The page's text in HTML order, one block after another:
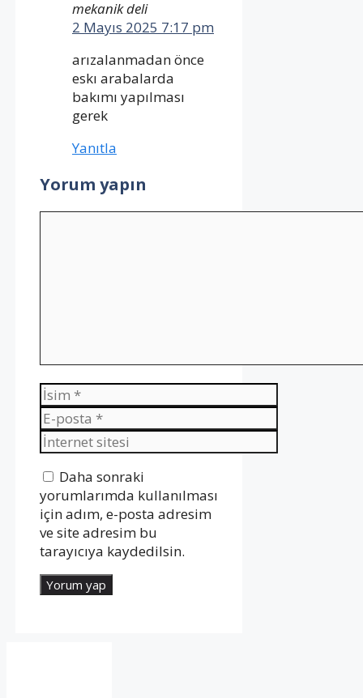
mekanik deli
2 Mayıs 2025 7:17 pm
arızalanmadan önce
eskı arabalarda
bakımı yapılması
gerek
Yanıtla
Yorum yapın
İsim
E-
posta
İnternet
sitesi
Daha sonraki
yorumlarımda kullanılması
için adım, e-posta adresim
ve site adresim bu
tarayıcıya kaydedilsin.